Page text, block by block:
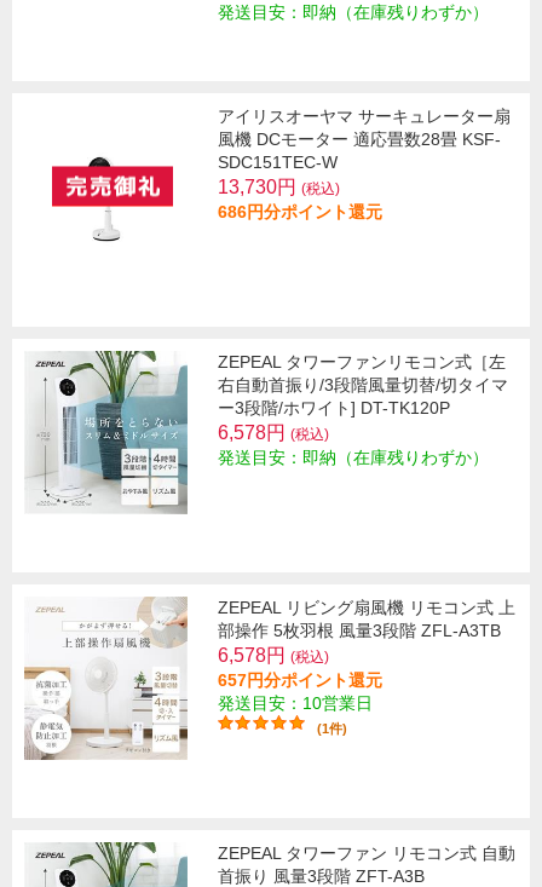
発送目安：即納（在庫残りわずか）
アイリスオーヤマ サーキュレーター扇
風機 DCモーター 適応畳数28畳 KSF-
SDC151TEC-W
13,730円 (税込)
686円分ポイント還元
ZEPEAL タワーファンリモコン式［左
右自動首振り/3段階風量切替/切タイマ
ー3段階/ホワイト] DT-TK120P
6,578円 (税込)
発送目安：即納（在庫残りわずか）
ZEPEAL リビング扇風機 リモコン式 上
部操作 5枚羽根 風量3段階 ZFL-A3TB
6,578円 (税込)
657円分ポイント還元
発送目安：10営業日
(1件)
ZEPEAL タワーファン リモコン式 自動
首振り 風量3段階 ZFT-A3B